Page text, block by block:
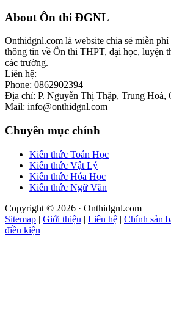
Footer
About Ôn thi ĐGNL
Onthidgnl.com là website chia sẻ miễn
thông tin về Ôn thi THPT, đại học, luyện
các trường.
Liên hệ:
Phone: 0862902394
Địa chỉ: P. Nguyễn Thị Thập, Trung Hoà,
Mail: info@onthidgnl.com
Chuyên mục chính
Kiến thức Toán Học
Kiến thức Vật Lý
Kiến thức Hóa Học
Kiến thức Ngữ Văn
Copyright © 2026 · Onthidgnl.com
Sitemap | Giới thiệu | Liên hệ | Chính sản
điều kiện